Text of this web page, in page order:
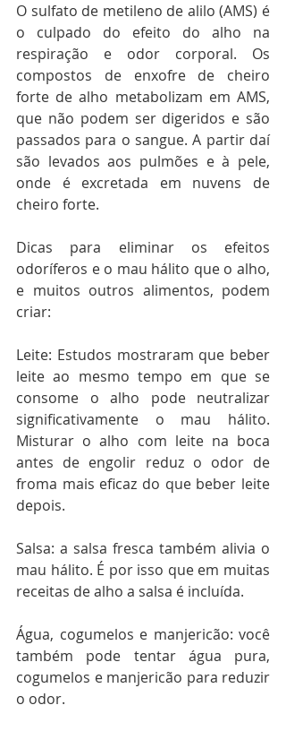
O sulfato de metileno de alilo (AMS) é
o culpado do efeito do alho na
respiração e odor corporal. Os
compostos de enxofre de cheiro
forte de alho metabolizam em AMS,
que não podem ser digeridos e são
passados ​​para o sangue. A partir daí
são levados aos pulmões e à pele,
onde é excretada em nuvens de
cheiro forte.
Dicas para eliminar os efeitos
odoríferos e o mau hálito que o alho,
e muitos outros alimentos, podem
criar:
Leite: Estudos mostraram que beber
leite ao mesmo tempo em que se
consome o alho pode neutralizar
significativamente o mau hálito.
Misturar o alho com leite na boca
antes de engolir reduz o odor de
froma mais eficaz do que beber leite
depois.
Salsa: a salsa fresca também alivia o
mau hálito. É por isso que em muitas
receitas de alho a salsa é incluída.
Água, cogumelos e manjericão: você
também pode tentar água pura,
cogumelos e manjericão para reduzir
o odor.